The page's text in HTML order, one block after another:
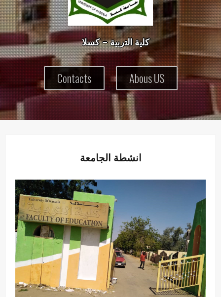
كليةالتربية–كسل
Contacts Abous US
انشطة الجامعة